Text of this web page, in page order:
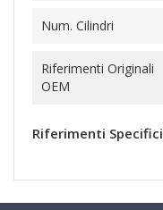
Num. Cilindri
Riferimenti Originali
OEM
Riferimenti Specifici